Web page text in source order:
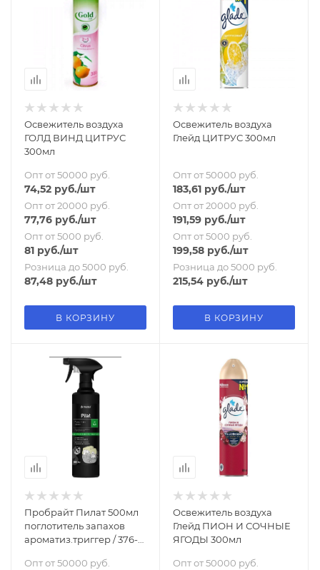
Освежитель воздуха
ГОЛД ВИНД ЦИТРУС
300мл
Опт от 50000 руб.
74,52 руб./шт
Опт от 20000 руб.
77,76 руб./шт
Опт от 5000 руб.
81 руб./шт
Розница до 5000 руб.
87,48 руб./шт
В КОРЗИНУ
Освежитель воздуха
Глейд ЦИТРУС 300мл
Опт от 50000 руб.
183,61 руб./шт
Опт от 20000 руб.
191,59 руб./шт
Опт от 5000 руб.
199,58 руб./шт
Розница до 5000 руб.
215,54 руб./шт
В КОРЗИНУ
Пробрайт Пилат 500мл
поглотитель запахов
ароматиз.триггер / 376-
Опт от 50000 руб.
Освежитель воздуха
Глейд ПИОН И СОЧНЫЕ
ЯГОДЫ 300мл
Опт от 50000 руб.